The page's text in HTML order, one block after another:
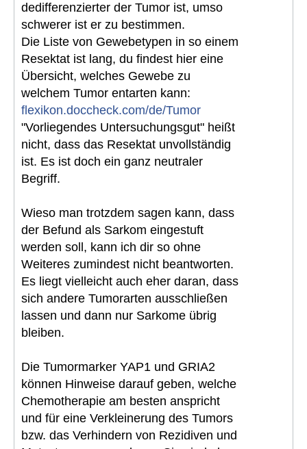
dedifferenzierter der Tumor ist, umso
schwerer ist er zu bestimmen.
Die Liste von Gewebetypen in so einem
Resektat ist lang, du findest hier eine
Übersicht, welches Gewebe zu
welchem Tumor entarten kann:
flexikon.doccheck.com/de/Tumor
"Vorliegendes Untersuchungsgut" heißt
nicht, dass das Resektat unvollständig
ist. Es ist doch ein ganz neutraler
Begriff.
Wieso man trotzdem sagen kann, dass
der Befund als Sarkom eingestuft
werden soll, kann ich dir so ohne
Weiteres zumindest nicht beantworten.
Es liegt vielleicht auch eher daran, dass
sich andere Tumorarten ausschließen
lassen und dann nur Sarkome übrig
bleiben.
Die Tumormarker YAP1 und GRIA2
können Hinweise darauf geben, welche
Chemotherapie am besten anspricht
und für eine Verkleinerung des Tumors
bzw. das Verhindern von Rezidiven und